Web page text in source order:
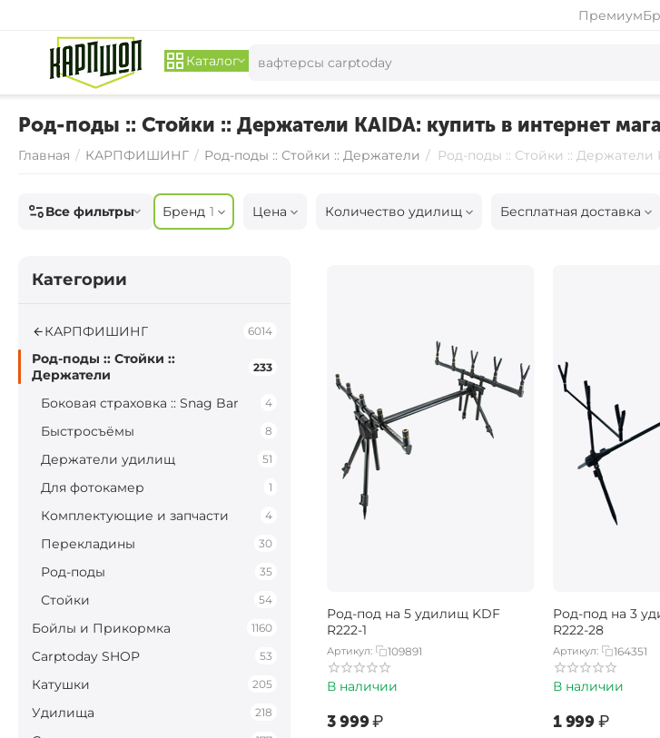
Премиум
Каталог
Род-поды :: Стойки :: Держатели KAIDA: купить в интернет
Главная / КАРПФИШИНГ / Род-поды :: Стойки :: Держатели / Род-поды :: Стойки :: Держатели
Все фильтры Бренд 1 Цена Количество удилищ Бесплатная доставка
Род-под на 5 удилищ KDF
R222-1
Артикул: 109891
В наличии
‍3 999‍₽
Род-под на 3
R222-28
Артикул: 164351
В наличии
‍1 999‍₽
Категории
КАРПФИШИНГ 6014
Род-поды :: Стойки ::
Держатели
233
Боковая страховка :: Snag Bar 4
Быстросъёмы 8
Держатели удилищ 51
Для фотокамер 1
Комплектующие и запчасти 4
Перекладины 30
Род-поды 35
Стойки 54
Бойлы и Прикормка 1160
Carptoday SHOP 53
Катушки 205
Удилища 218